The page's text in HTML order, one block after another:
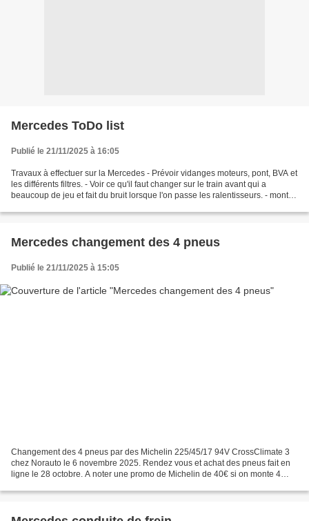
Mercedes ToDo list
Publié le 21/11/2025 à 16:05
Travaux à effectuer sur la Mercedes - Prévoir vidanges moteurs, pont, BVA et
les différents filtres. - Voir ce qu'il faut changer sur le train avant qui a
beaucoup de jeu et fait du bruit lorsque l'on passe les ralentisseurs. - monter
Mercedes changement des 4 pneus
Publié le 21/11/2025 à 15:05
Changement des 4 pneus par des Michelin 225/45/17 94V CrossClimate 3
chez Norauto le 6 novembre 2025. Rendez vous et achat des pneus fait en
ligne le 28 octobre. A noter une promo de Michelin de 40€ si on monte 4